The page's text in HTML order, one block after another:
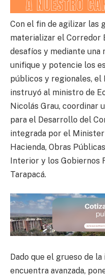
Con el fin de agilizar las
materializar el Corredor
desafíos y mediante una
unifique y potencie los
públicos y regionales,
instruyó al ministro de
Nicolás Grau, coordinar
para el Desarrollo del
integrada por el
Hacienda, Obras
Interior y los Gobiernos
Tarapacá.
Dado que el grueso de
encuentra avanzada,